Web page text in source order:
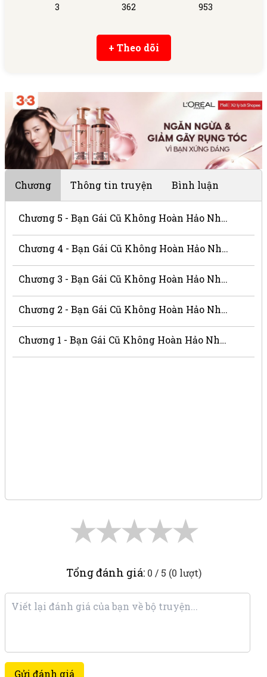
3
362
953
+ Theo dõi
Chương Thông tin truyện Bình luận
Chương 5 - Bạn Gái Cũ Không Hoàn Hảo Như Tin Đồn
Chương 4 - Bạn Gái Cũ Không Hoàn Hảo Như Tin Đồn
Chương 3 - Bạn Gái Cũ Không Hoàn Hảo Như Tin Đồn
Chương 2 - Bạn Gái Cũ Không Hoàn Hảo Như Tin Đồn
Chương 1 - Bạn Gái Cũ Không Hoàn Hảo Như Tin Đồn
★
★
★
★
★
Tổng đánh giá: 0 / 5 (0 lượt)
Gửi đánh giá